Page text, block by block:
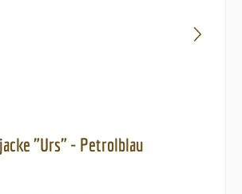
"Urs" - Petrolblau